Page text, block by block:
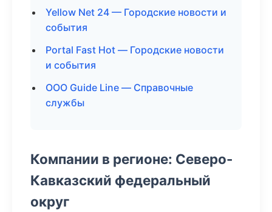
Yellow Net 24 — Городские новости и
события
Portal Fast Hot — Городские новости
и события
ООО Guide Line — Справочные
службы
Компании в регионе: Северо-
Кавказский федеральный
округ